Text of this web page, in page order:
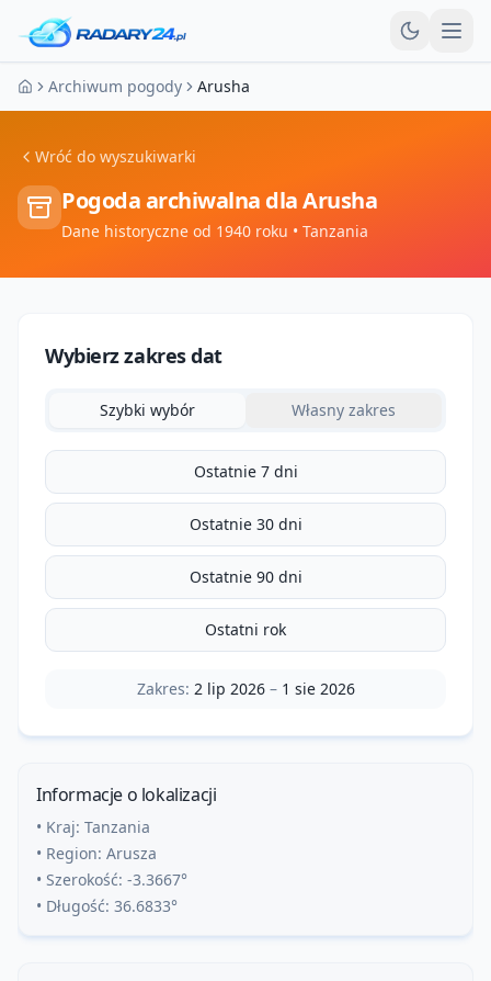
Strona główna
Archiwum pogody Arusha
Wróć do wyszukiwarki
Pogoda archiwalna dlaArusha
Dane historyczne od 1940 roku • Tanzania
Wybierz zakres dat
Szybki wybór Własny zakres
Ostatnie 7 dni
Ostatnie 30 dni
Ostatnie 90 dni
Ostatni rok
Zakres: 2 lip 2026– 1 sie 2026
Informacje o lokalizacji
• Kraj: Tanzania
• Region: Arusza
• Szerokość: -3.3667°
• Długość: 36.6833°